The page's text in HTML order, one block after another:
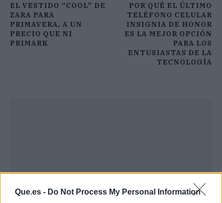
Que.es - Do Not Process My Personal Information
EL VESTIDO “COOL” DE
ZARA PARA
PRIMAVERA, A UN
PRECIO QUE NI
PRIMARK
POR QUÉ EL ÚLTIMO
TELÉFONO CELULAR
INSIGNIA DE HONOR
ES LA MEJOR OPCIÓN
PARA LOS
ENTUSIASTAS DE LA
TECNOLOGÍA